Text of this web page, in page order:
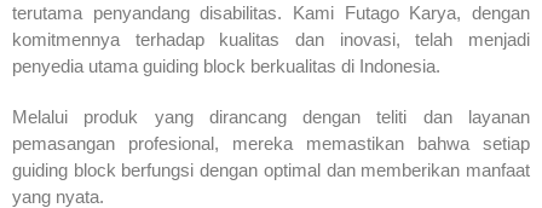
terutama penyandang disabilitas. Kami Futago Karya, dengan
komitmennya terhadap kualitas dan inovasi, telah menjadi
penyedia utama guiding block berkualitas di Indonesia.
Melalui produk yang dirancang dengan teliti dan layanan
pemasangan profesional, mereka memastikan bahwa setiap
guiding block berfungsi dengan optimal dan memberikan manfaat
yang nyata.